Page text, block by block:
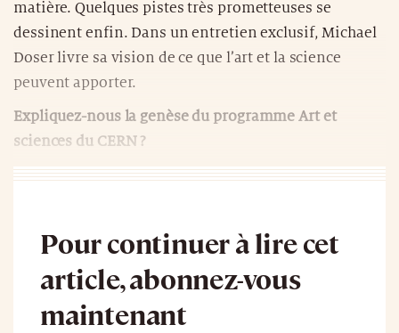
matière. Quelques pistes très prometteuses se
dessinent enfin. Dans un entretien exclusif, Michael
Doser livre sa vision de ce que l’art et la science
peuvent apporter.
Expliquez-nous la genèse du programme Art et
sciences du CERN ?
Pour continuer à lire cet
article, abonnez-vous
maintenant